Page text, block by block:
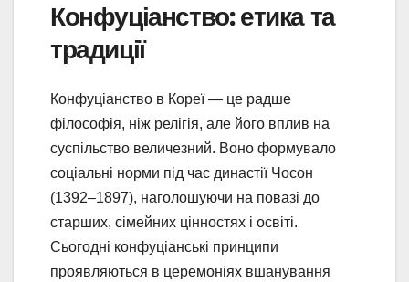
Конфуціанство: етика та
традиції
Конфуціанство в Кореї — це радше
філософія, ніж релігія, але його вплив на
суспільство величезний. Воно формувало
соціальні норми під час династії Чосон
(1392–1897), наголошуючи на повазі до
старших, сімейних цінностях і освіті.
Сьогодні конфуціанські принципи
проявляються в церемоніях вшанування